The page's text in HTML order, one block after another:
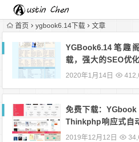
首页 ygbook6.14下载 文章
YGBook6.14笔趣
载，强大的SEO优
更新，无人值守式运
2020年1月14日
免费下载：YGbook
Thinkphp响应式自
WAP手机版
2019年12月12日